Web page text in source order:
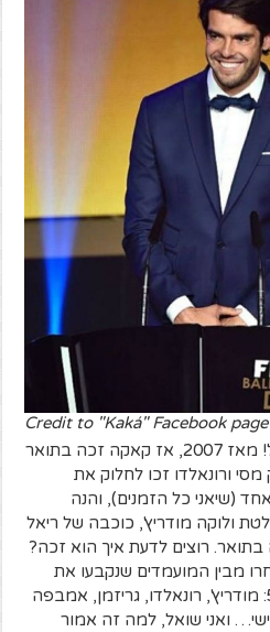
Credit to "Kaká" Facebook page
רעידת אדמה בעולם הכדורגל! מאז 2007, אז קאקה זכה בתואר
ורונאלדו זכו לחלוק את
כל אחד (שיאני כל הזמנים), והנה
ולוקה מודריץ', כוכבה של ריאל
רוצים לדעת איך הוא זכה?
מבין המועמדים שנקבעו את
אלה שלדעתם ראויים. הטופ 5: מודריץ', רונאלדו, גריזמן, אמבפה
ואני שואל, למה זה אמור